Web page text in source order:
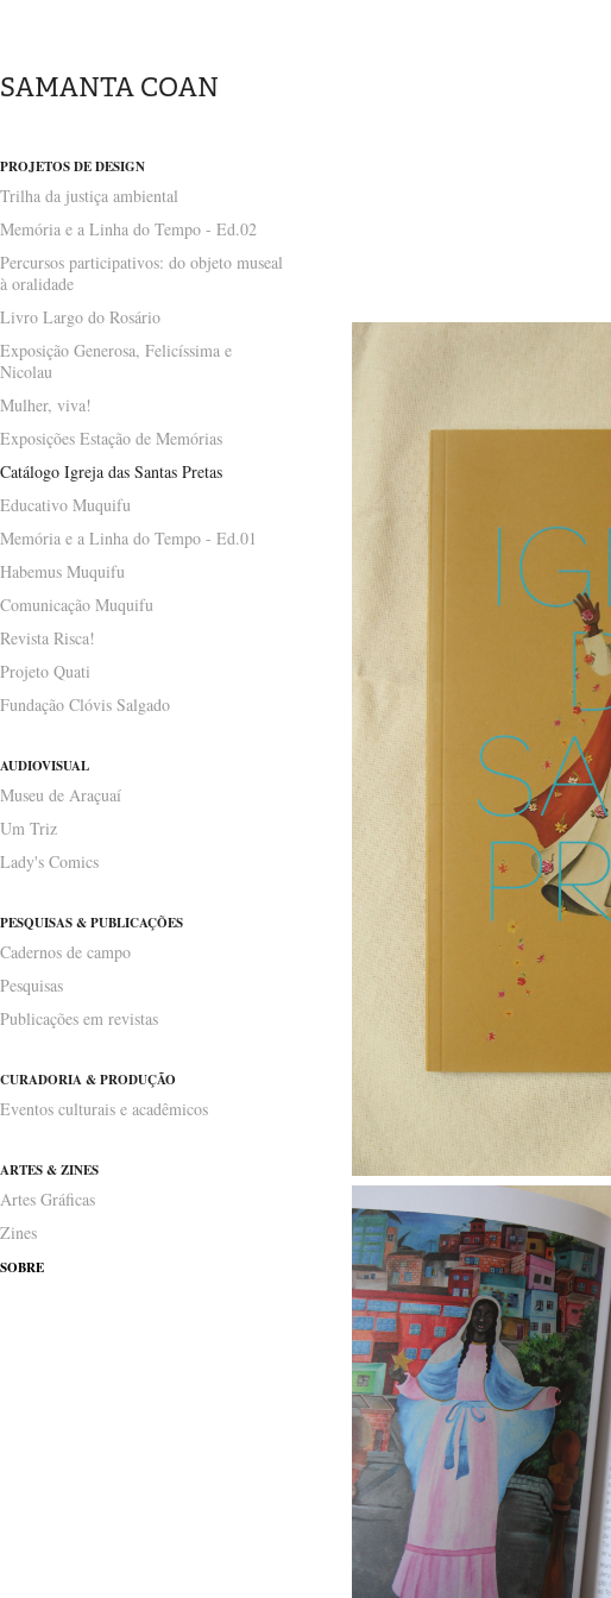
SAMANTA COAN
PROJETOS DE DESIGN
Trilha da justiça ambiental
Memória e a Linha do Tempo - Ed.02
Percursos participativos: do objeto museal
à oralidade
Livro Largo do Rosário
Exposição Generosa, Felicíssima e
Nicolau
Mulher, viva!
Exposições Estação de Memórias
Catálogo Igreja das Santas Pretas
Educativo Muquifu
Memória e a Linha do Tempo - Ed.01
Habemus Muquifu
Comunicação Muquifu
Revista Risca!
Projeto Quati
Fundação Clóvis Salgado
AUDIOVISUAL
Museu de Araçuaí
Um Triz
Lady's Comics
PESQUISAS & PUBLICAÇÕES
Cadernos de campo
Pesquisas
Publicações em revistas
CURADORIA & PRODUÇÃO
Eventos culturais e acadêmicos
ARTES & ZINES
Artes Gráficas
Zines
SOBRE